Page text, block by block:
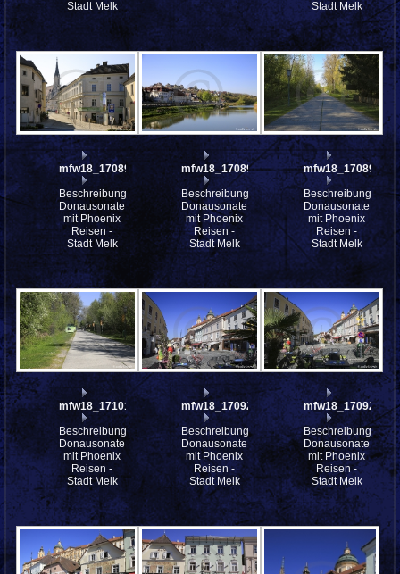
Stadt Melk
Stadt Melk
mfw18_170898
Beschreibung:
Donausonate
mit Phoenix
Reisen -
Stadt Melk
mfw18_170897
Beschreibung:
Donausonate
mit Phoenix
Reisen -
Stadt Melk
mfw18_170892
Beschreibung:
Donausonate
mit Phoenix
Reisen -
Stadt Melk
mfw18_171015
Beschreibung:
Donausonate
mit Phoenix
Reisen -
Stadt Melk
mfw18_170929
Beschreibung:
Donausonate
mit Phoenix
Reisen -
Stadt Melk
mfw18_170926
Beschreibung:
Donausonate
mit Phoenix
Reisen -
Stadt Melk